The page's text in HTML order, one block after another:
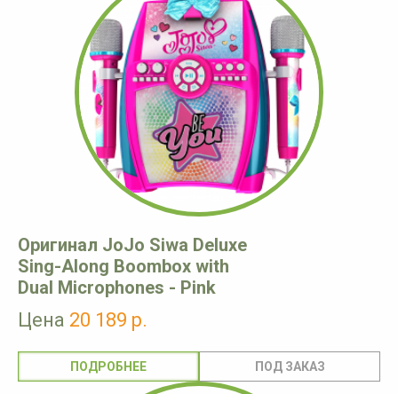
Оригинал JoJo Siwa Deluxe
Sing-Along Boombox with
Dual Microphones - Pink
Цена 20 189 р.
ПОДРОБНЕЕ